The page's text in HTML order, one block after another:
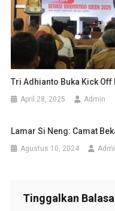
Tri Adhianto Buka Kick
April 28, 2025 Admin
Lamar Si Neng: Camat
Agustus 10, 2024
Tinggalkan